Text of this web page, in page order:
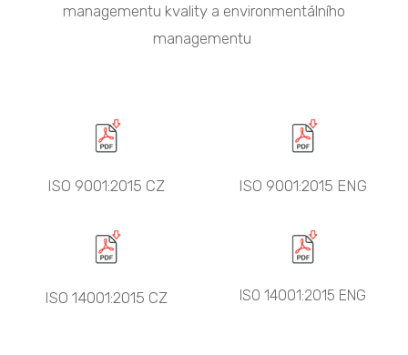
managementu kvality a environmentálního
managementu
ISO 9001:2015 CZ ISO 9001:2015 ENG
ISO 14001:2015 CZ ISO 14001:2015 ENG